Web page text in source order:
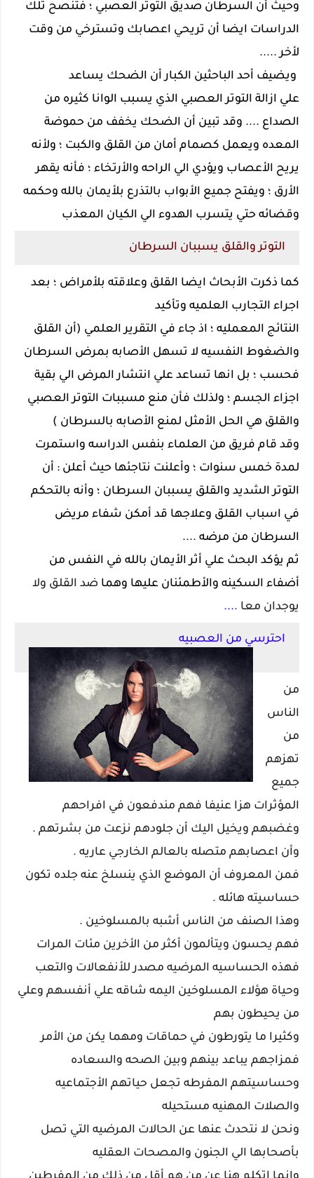
وحيث أن السرطان صديق التوتر العصبي ؛ فتنصح تلك
الدراسات ايضا أن تريحي اعصابك وتسترخي من وقت
لأخر .....
ويضيف أحد الباحثين الكبار أن الضحك يساعد
علي ازالة التوتر العصبي الذي يسبب الوانا كثيره من
الصداع .... وقد تبين أن الضحك يخفف من حموضة
المعده ويعمل كصمام أمان من القلق والكبت ؛ ولأنه
يريح الأعصاب ويؤدي الي الراحه والأرتخاء ؛ فأنه يقهر
الأرق ؛ ويفتح جميع الأبواب بالتذرع بلأيمان بالله وحكمه
وقضائه حتي يتسرب الهدوء الي الكيان المعذب
التوتر والقلق يسببان السرطان
كما ذكرت الأبحاث ايضا القلق وعلاقته بلأمراض ؛ بعد
اجراء التجارب العلميه وتأكيد
النتائج المعمليه ؛ اذ جاء في التقرير العلمي (أن القلق
والضغوط النفسيه لا تسهل الأصابه بمرض السرطان
فحسب ؛ بل انها تساعد علي انتشار المرض الي بقية
اجزاء الجسم ؛ ولذلك فأن منع مسببات التوتر العصبي
والقلق هي الحل الأمثل لمنع الأصابه بالسرطان )
وقد قام فريق من العلماء بنفس الدراسه واستمرت
لمدة خمس سنوات ؛ وأعلنت نتاجئها حيث أعلن : أن
التوتر الشديد والقلق يسببان السرطان ؛ وأنه بالتحكم
في اسباب القلق وعلاجها قد أمكن شفاء مريض
السرطان من مرضه ....
ثم يؤكد البحث علي أثر الأيمان بالله في النفس من
أضفاء السكينه والأطمئنان عليها وهما ضد القلق ولا
يوجدان معا ....
احترسي من العصبيه
من
الناس
من
تهزهم
جميع
المؤثرات هزا عنيفا فهم مندفعون في افراحهم
وغضبهم ويخيل اليك أن جلودهم نزعت من بشرتهم .
وأن اعصابهم متصله بالعالم الخارجي عاريه .
فمن المعروف أن الموضع الذي ينسلخ عنه جلده تكون
حساسيته هائله .
وهذا الصنف من الناس أشبه بالمسلوخين .
فهم يحسون ويتألمون أكثر من الأخرين مئات المرات
فهذه الحساسيه المرضيه مصدر للأنفعالات والتعب
وحياة هؤلاء المسلوخين اليمه شاقه علي أنفسهم وعلي
من يحيطون بهم
وكثيرا ما يتورطون في حماقات ومهما يكن من الأمر
فمزاجهم يباعد بينهم وبين الصحه والسعاده
وحساسيتهم المفرطه تجعل حياتهم الأجتماعيه
والصلات المهنيه مستحيله
ونحن لا نتحدث عنها عن الحالات المرضيه التي تصل
بأصحابها الي الجنون والمصحات العقليه